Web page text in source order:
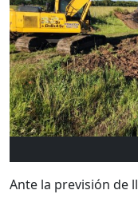
Ante la previsión de